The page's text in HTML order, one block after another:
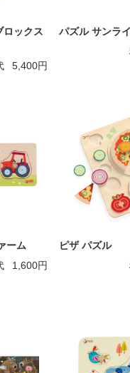
ロックス
5,400円
パズル サンラ
ーム
1,600円
ピザ パズル